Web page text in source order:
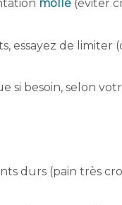
molle (éviter
essayez de limiter
si besoin, selon
durs (pain très